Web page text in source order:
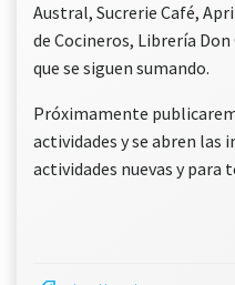
Austral, Sucrerie Café,
de Cocineros, Librería
que se siguen sumando.
Próximamente
actividades y se abren las
actividades nuevas y para